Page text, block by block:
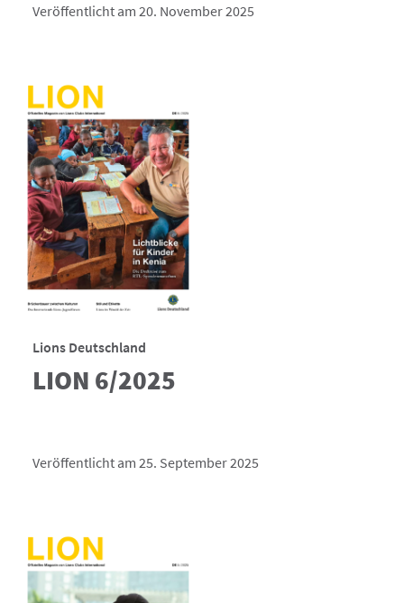
Veröffentlicht am 20. November 2025
Lions Deutschland
LION 6/2025
Veröffentlicht am 25. September 2025